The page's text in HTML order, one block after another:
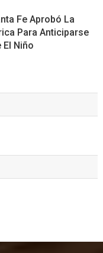
Fe Aprobó La
Para Anticiparse
El Niño